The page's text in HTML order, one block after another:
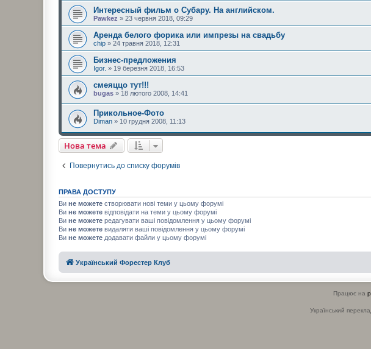
Интересный фильм о Субару. На английском.
Pawkez » 23 червня 2018, 09:29
Аренда белого форика или импрезы на свадьбу
chip » 24 травня 2018, 12:31
Бизнес-предложения
Igor. » 19 березня 2018, 16:53
смеяццо тут!!!
bugas » 18 лютого 2008, 14:41
Прикольное-Фото
Diman » 10 грудня 2008, 11:13
Нова тема
Повернутись до списку форумів
ПРАВА ДОСТУПУ
Ви не можете створювати нові теми у цьому форумі
Ви не можете відповідати на теми у цьому форумі
Ви не можете редагувати ваші повідомлення у цьому форумі
Ви не можете видаляти ваші повідомлення у цьому форумі
Ви не можете додавати файли у цьому форумі
Український Форестер Клуб
Працює на
Український